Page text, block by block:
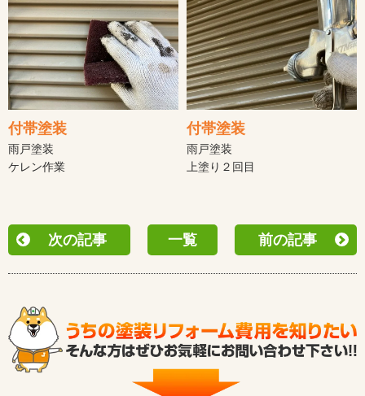
付帯塗装
雨戸塗装
ケレン作業
付帯塗装
雨戸塗装
上塗り２回目
次の記事 一覧 前の記事